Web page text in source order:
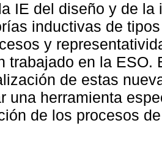
IE del diseño y de
inductivas de
y
trabajado en la ESO.
de estas
una herramienta
de los procesos